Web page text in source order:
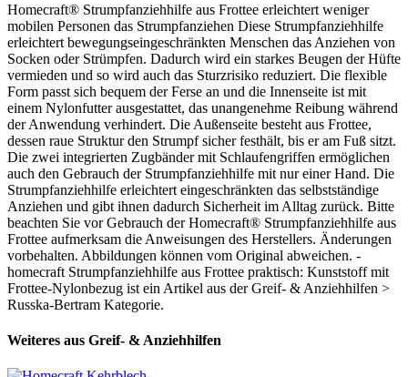
Homecraft® Strumpfanziehhilfe aus Frottee erleichtert weniger
mobilen Personen das Strumpfanziehen Diese Strumpfanziehhilfe
erleichtert bewegungseingeschränkten Menschen das Anziehen von
Socken oder Strümpfen. Dadurch wird ein starkes Beugen der Hüfte
vermieden und so wird auch das Sturzrisiko reduziert. Die flexible
Form passt sich bequem der Ferse an und die Innenseite ist mit
einem Nylonfutter ausgestattet, das unangenehme Reibung während
der Anwendung verhindert. Die Außenseite besteht aus Frottee,
dessen raue Struktur den Strumpf sicher festhält, bis er am Fuß sitzt.
Die zwei integrierten Zugbänder mit Schlaufengriffen ermöglichen
auch den Gebrauch der Strumpfanziehhilfe mit nur einer Hand. Die
Strumpfanziehhilfe erleichtert eingeschränkten das selbstständige
Anziehen und gibt ihnen dadurch Sicherheit im Alltag zurück. Bitte
beachten Sie vor Gebrauch der Homecraft® Strumpfanziehhilfe aus
Frottee aufmerksam die Anweisungen des Herstellers. Änderungen
vorbehalten. Abbildungen können vom Original abweichen. -
homecraft Strumpfanziehhilfe aus Frottee praktisch: Kunststoff mit
Frottee-Nylonbezug ist ein Artikel aus der Greif- & Anziehhilfen >
Russka-Bertram Kategorie.
Weiteres aus Greif- & Anziehhilfen